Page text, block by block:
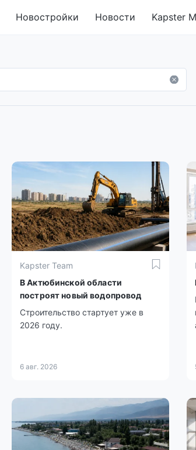
Новостройки Новости Kapster
Kapster Team
В Актюбинской области
построят новый водопровод
Строительство стартует уже в
2026 году.
6 авг. 2026